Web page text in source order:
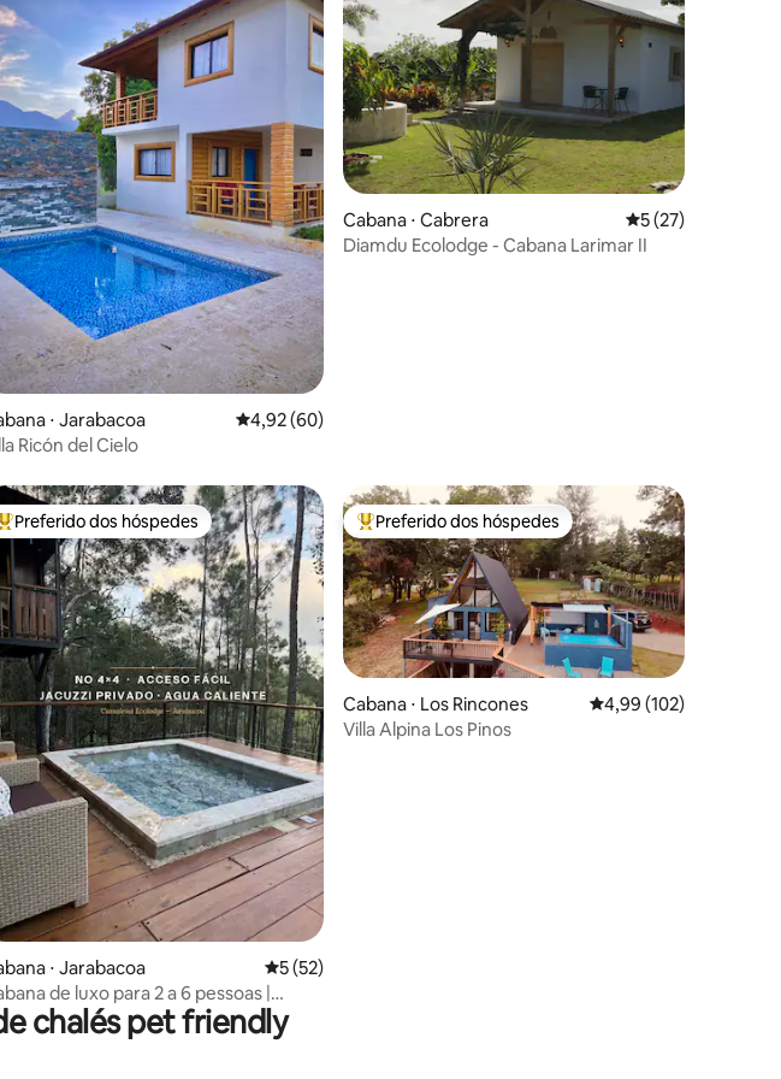
média de 5, 158 avaliações
⋅ Jarabacoa 4,92 de uma avaliação média de 5, 60 avaliações
4,92 (60)
Ricón del Cielo
Cabana ⋅ Cabrera 5 de uma
5 (27)
Diamdu Ecolodge - Cabana Larimar II
média de 5, 133 avaliações
Entre os melhores preferidos dos hóspedes
Preferido dos hóspedes
⋅ Jarabacoa 5 de uma avaliação média de 5, 52 avaliações
5 (52)
de luxo para 2 a 6 pessoas |
privativa aquecida
Entre os melhores preferidos dos hóspedes
Preferido dos hóspedes
Cabana ⋅ Los Rincones 4,99 de uma avaliação
4,99 (102)
Villa Alpina Los Pinos
chalés pet friendly